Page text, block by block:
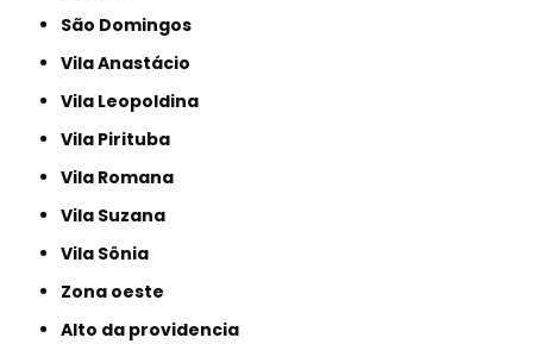
São Domingos
Vila Anastácio
Vila Leopoldina
Vila Pirituba
Vila Romana
Vila Suzana
Vila Sônia
Zona oeste
alto da providencia